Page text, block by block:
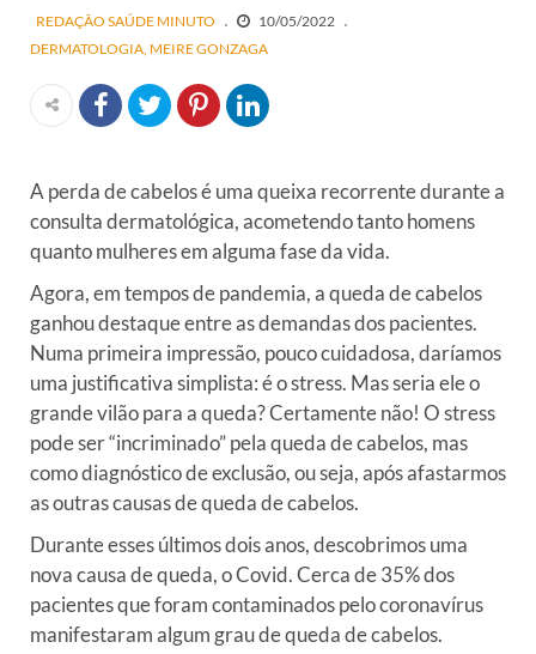
REDAÇÃO SAÚDE MINUTO
10/05/2022
DERMATOLOGIA MEIRE GONZAGA
A perda de cabelos é uma queixa recorrente durante a
consulta dermatológica, acometendo tanto homens
quanto mulheres em alguma fase da vida.
Agora, em tempos de pandemia, a queda de cabelos
ganhou destaque entre as demandas dos pacientes.
Numa primeira impressão, pouco cuidadosa, daríamos
uma justificativa simplista: é o stress. Mas seria ele o
grande vilão para a queda? Certamente não! O stress
pode ser “incriminado” pela queda de cabelos, mas
como diagnóstico de exclusão, ou seja, após afastarmos
as outras causas de queda de cabelos.
Durante esses últimos dois anos, descobrimos uma
nova causa de queda, o Covid. Cerca de 35% dos
pacientes que foram contaminados pelo coronavírus
manifestaram algum grau de queda de cabelos.